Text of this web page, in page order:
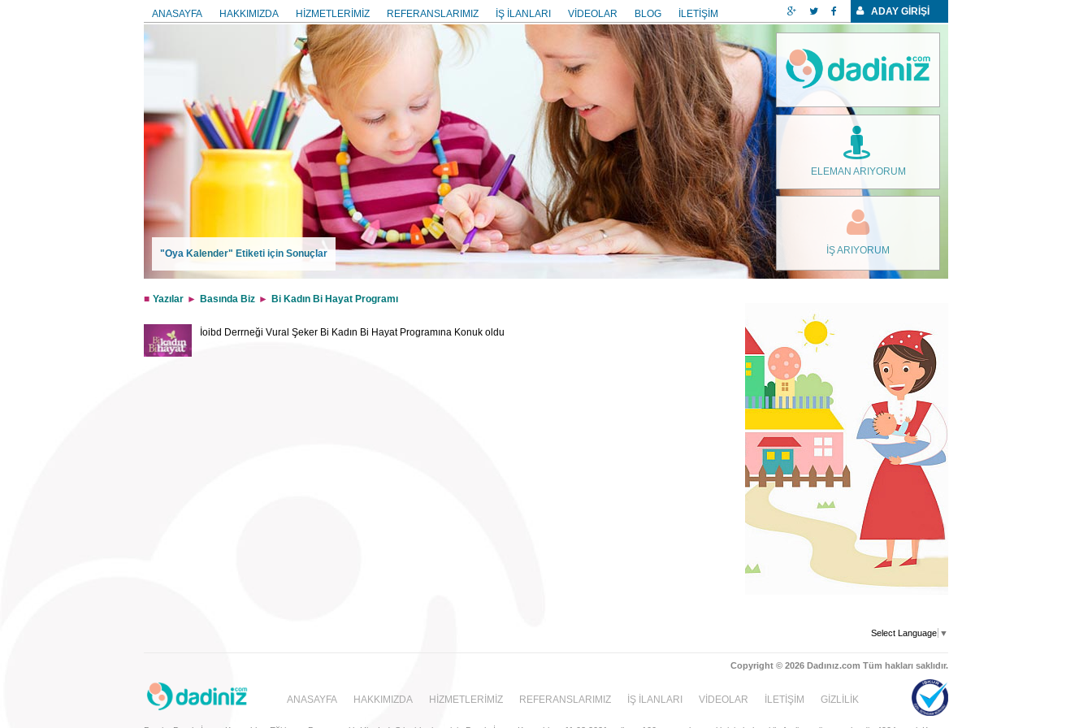
ADAY GİRİŞİ
ANASAYFA HAKKIMIZDA HİZMETLERİMİZ REFERANSLARIMIZ İŞ İLANLARI VİDEOLAR BLOG İLETİŞİM
ELEMAN ARIYORUM
İŞ ARIYORUM
"Oya Kalender" Etiketi için Sonuçlar
Yazılar Basında Biz Bi Kadın Bi Hayat Programı
İoibd Derrneği Vural Şeker Bi Kadın Bi Hayat Programına Konuk oldu
Select Language ▼
ANASAYFA HAKKIMIZDA HİZMETLERİMİZ REFERANSLARIMIZ İŞ İLANLARI VİDEOLAR İLETİŞİM GİZLİLİK
Copyright © 2026 Dadınız.com Tüm hakları saklıdır.